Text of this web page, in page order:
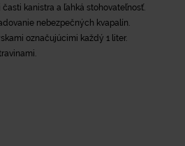
kanistra a ľahká stohovateľnosť.
nebezpečných kvapalín.
označujúcimi každý 1 liter.